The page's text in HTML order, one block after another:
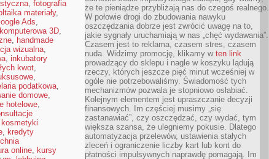
, fotografia
materiały,
Ads,
3D,
, handmade
wizualna,
, inkubatory
kwot,
,
podatkowa,
domowe,
hotelowe,
kosmetyki
, kredyty
online, kursy
że te pieniądze przybliżają nas do czegoś realnego.
W połowie drogi do zbudowania nawyku
oszczędzania dobrze jest zwrócić uwagę na to,
jakie sygnały uruchamiają w nas „chęć wydawania”.
Czasem jest to reklama, czasem stres, czasem
nuda. Widzimy promocję, klikamy w ten link
prowadzący do sklepu i nagle w koszyku lądują
rzeczy, których jeszcze pięć minut wcześniej w
ogóle nie potrzebowaliśmy. Świadomość tych
mechanizmów pozwala je stopniowo osłabiać.
Kolejnym elementem jest upraszczanie decyzji
finansowych. Im częściej musimy „się
zastanawiać”, czy oszczędzać, czy wydać, tym
większa szansa, że ulegniemy pokusie. Dlatego
automatyzacja przelewów, ustawienia stałych
zleceń i ograniczenie liczby kart lub kont do
płatności impulsywnych naprawdę pomagają. Im